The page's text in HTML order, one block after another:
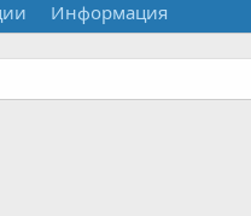
Информация